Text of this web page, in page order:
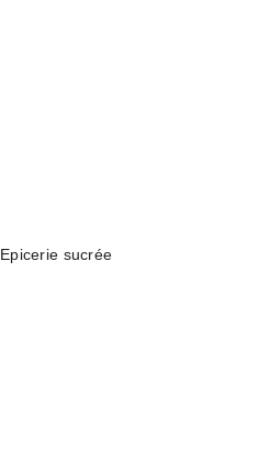
Epicerie sucrée